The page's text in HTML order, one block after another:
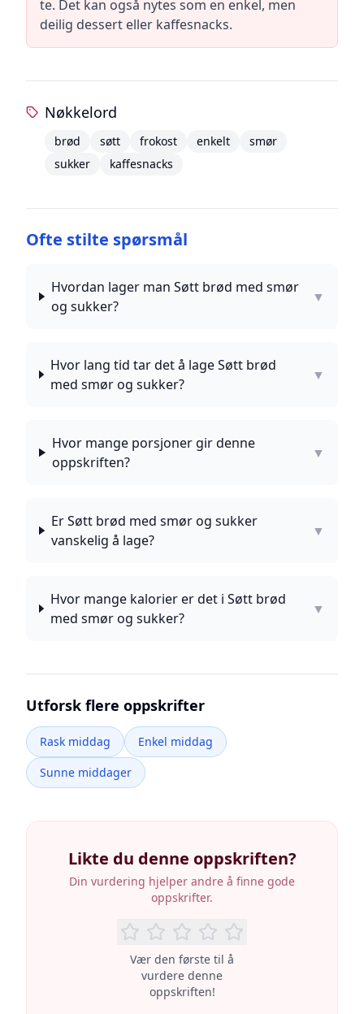
te. Det kan også nytes som en enkel, men
deilig dessert eller kaffesnacks.
Nøkkelord
brød søtt frokost enkelt
smør
sukker
kaffesnacks
Ofte stilte spørsmål
Hvordan lager man Søtt brød med smør
og sukker?
▼
Hvor lang tid tar det å lage Søtt brød
med smør og sukker?
▼
Hvor mange porsjoner gir denne
oppskriften?
▼
Er Søtt brød med smør og sukker
vanskelig å lage?
▼
Hvor mange kalorier er det i Søtt brød
med smør og sukker?
▼
Utforsk flere oppskrifter
Rask middag
Enkel middag
Sunne middager
Likte du denne oppskriften?
Din vurdering hjelper andre å finne gode
oppskrifter.
Vær den første til å
vurdere denne
oppskriften!